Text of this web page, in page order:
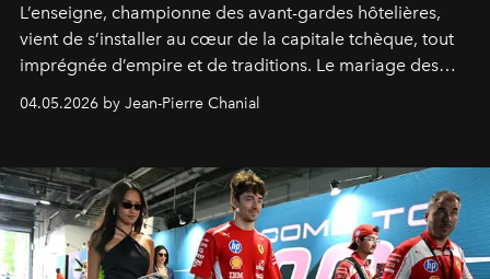
L’enseigne, championne des avant-gardes hôtelières,
vient de s’installer au cœur de la capitale tchèque, tout
imprégnée d’empire et de traditions. Le mariage des
04.05.2026 by Jean-Pierre Chanial